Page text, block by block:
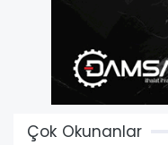
Çok Okunanlar